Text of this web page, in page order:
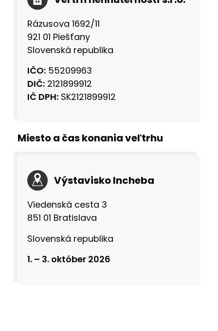
Rázusova 1692/11
921 01 Piešťany
Slovenská republika
IČO:55209963
DIČ:2121899912
IČ DPH:SK2121899912
Miesto a čas konania veľtrhu
Výstavisko Incheba
Viedenská cesta 3
851 01 Bratislava
Slovenská republika
1. – 3. október 2026